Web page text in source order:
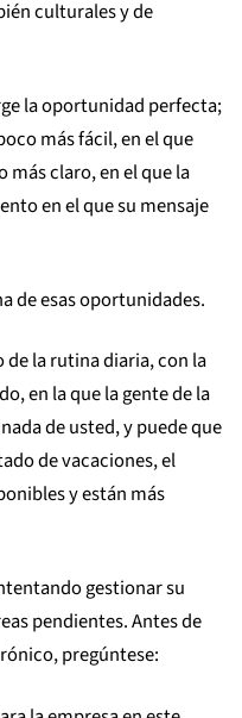
culturales y de
la oportunidad perfecta;
más fácil, en el que
claro, en el que la
en el que su mensaje
de esas oportunidades.
de la rutina diaria, con la
en la que la gente de la
de usted, y puede que
de vacaciones, el
y están más
gestionar su
pendientes. Antes de
pregúntese: